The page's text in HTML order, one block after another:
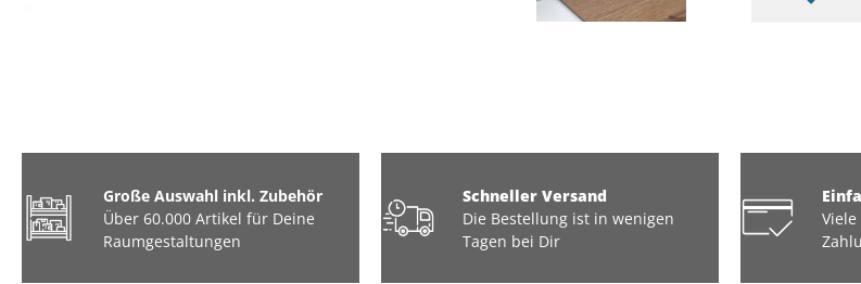
Große Auswahl inkl. Zubehör
Über 60.000 Artikel für Deine
Raumgestaltungen
Schneller Versand
Die Bestellung ist in wenigen
Tagen bei Dir